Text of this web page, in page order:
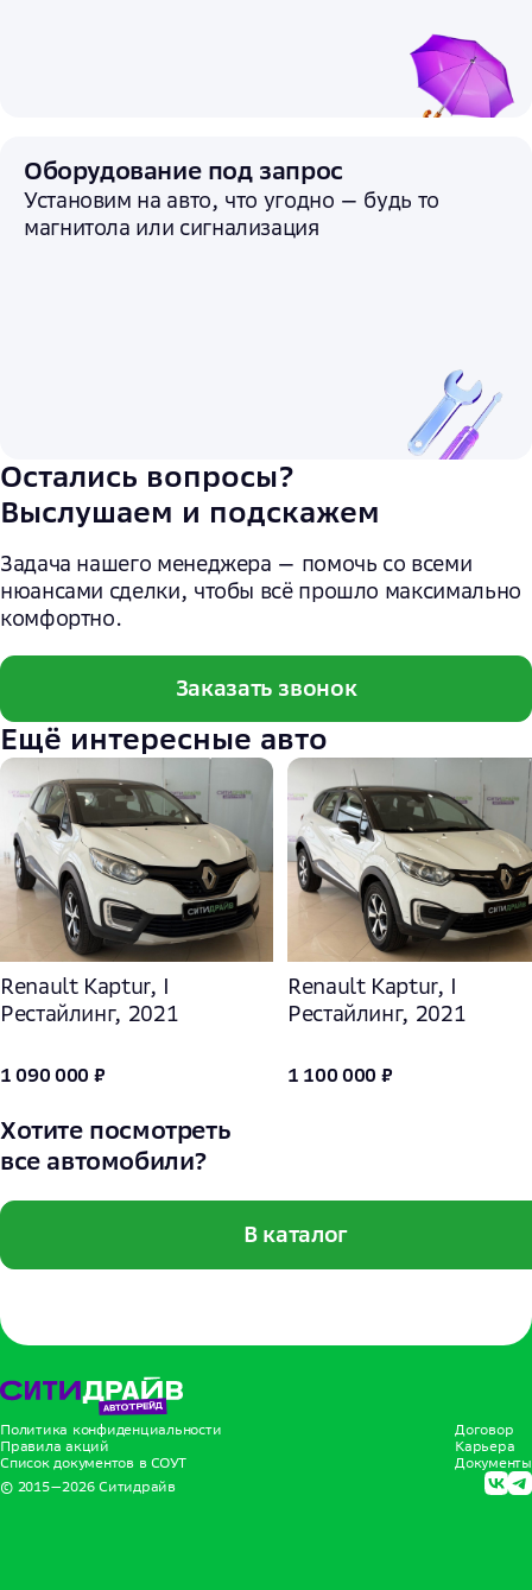
Оборудование под запрос
Установим на авто, что угодно — будь то
магнитола или сигнализация
Остались вопросы?
Выслушаем и подскажем
Задача нашего менеджера — помочь со всеми
нюансами сделки, чтобы всё прошло максимально
комфортно.
Заказать звонок
Ещё интересные авто
Renault Kaptur, I
Рестайлинг, 2021
1 090 000 ₽
Renault Kaptur, I
Рестайлинг, 2021
1 100 000 ₽
Хотите посмотреть
все автомобили?
В каталог
Политика конфиденциальности
Правила акций
Список документов в СОУТ
Договор
Карьера
Документы
© 2015—2026Ситидрайв